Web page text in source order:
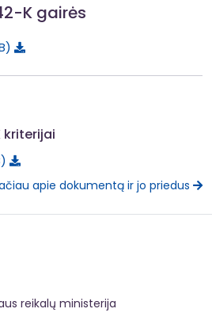
K gairės
kriterijai
apie dokumentą ir jo priedus
reikalų ministerija